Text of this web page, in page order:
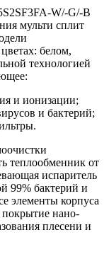
W/-G/-B
мульти сплит
белом,
технологией
и ионизации;
и бактерий;
теплообменник от
испаритель
99% бактерий и
элементы корпуса
нано-
плесени и